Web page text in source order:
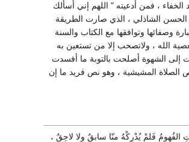
، فمن أدعيته " اللهم إني أسألك
الحسن الشاذلي ، الذي صارت الطريقة
وصفائها وتوافقها مع الكتاب والسنة
الله ، ولاتصحب إلا من تستعين به
إلى الشهوة أصلحت بالتوبة ما أفسدت
الصلاة المشيشية ، وهو نص فريد ما إن
الفُهومُ فَلمْ يُدْرِكْهُ منّا سابقٌ ولا لاحِقٌ ،